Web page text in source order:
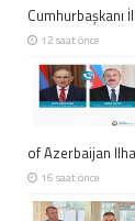
Cumhurbaşkanı
12 saat önce
of Azerbaijan
16 saat önce